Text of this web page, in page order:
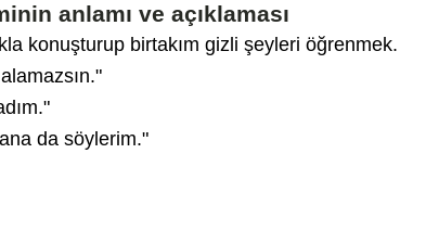
anlamı ve açıklaması
konuşturup birtakım gizli şeyleri öğrenmek.
da söylerim."